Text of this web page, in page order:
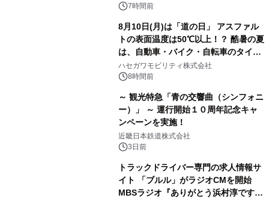
7時間前
8月10日(月)は「道の日」 アスファル
トの表面温度は50℃以上！？ 酷暑の夏
は、自動車・バイク・自転車のタイヤ
バーストが増加 簡単にできる予防法
をご紹介
ハセガワモビリティ株式会社
8時間前
～ 観光特急「青の交響曲（シンフォニ
ー）」 ～ 運行開始１０周年記念キャ
ンペーンを実施！
近畿日本鉄道株式会社
3日前
トラックドライバー専門の求人情報サ
イト 「ブルル」がラジオCMを開始
MBSラジオ『ありがとう浜村淳です』